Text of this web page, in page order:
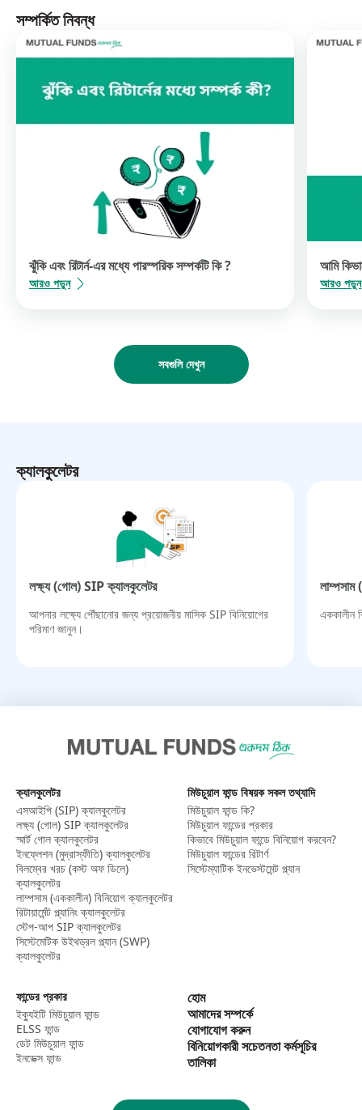
সম্পর্কিত নিবন্ধ
ঝুঁকি এবং রিটার্ন-এর মধ্যে পারস্পরিক সম্পর্কটি কি ?
আরও পড়ুন
আমি
আরও পড়ুন
সবগুলি দেখুন
ক্যালকুলেটর
লক্ষ্য (গোল) SIP ক্যালকুলেটর​
আপনার লক্ষ্যে পৌঁছানোর জন্য প্রয়োজনীয় মাসিক SIP বিনিয়োগের
পরিমাণ জানুন।
লাম্পসাম
এককালীন
ক্যালকুলেটর
এসআইপি (SIP) ক্যালকুলেটর​
লক্ষ্য (গোল) SIP ক্যালকুলেটর​
স্মার্ট গোল ক্যালকুলেটর​
ইনফ্লেশন (মুদ্রাস্ফীতি) ক্যালকুলেটর​
বিলম্বের খরচ (কস্ট অফ ডিলে)
ক্যালকুলেটর
লাম্পসাম (এককালীন) বিনিয়োগ ক্যালকুলেটর​
রিটায়ার্মেন্ট প্ল্যানিং ক্যালকুলেটর
স্টেপ-আপ SIP ক্যালকুলেটর​
সিস্টেমেটিক উইথড্রল প্ল্যান (SWP)
ক্যালকুলেটর​
মিউচুয়াল ফান্ড বিষয়ক সকল তথ্যাদি
মিউচুয়াল ফান্ড কি?
মিউচুয়াল ফান্ডের প্রকার
কিভাবে মিউচুয়াল ফান্ডে বিনিয়োগ করবেন?
মিউচুয়াল ফান্ডের রিটার্ণ
সিস্টেম্যাটিক ইনভেস্টমেন্ট প্ল্যান
ফান্ডের প্রকার
ইক্যুইটি মিউচুয়াল ফান্ড
ELSS ফান্ড
ডেট মিউচুয়াল ফান্ড
ইনডেক্স ফান্ড
হোম
আমাদের সম্পর্কে
যোগাযোগ করুন
বিনিয়োগকারী সচেতনতা কর্মসূচির
তালিকা